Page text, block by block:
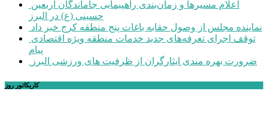
حسینی (ع) در البرز
نماینده مجلس از وصول حقابه باغات پنج منطقه کرج خبر داد
پیام
ضرورت بهره مندی ایثارگران از ظرفیت های ورزشی البرز
کاریکاتور روز